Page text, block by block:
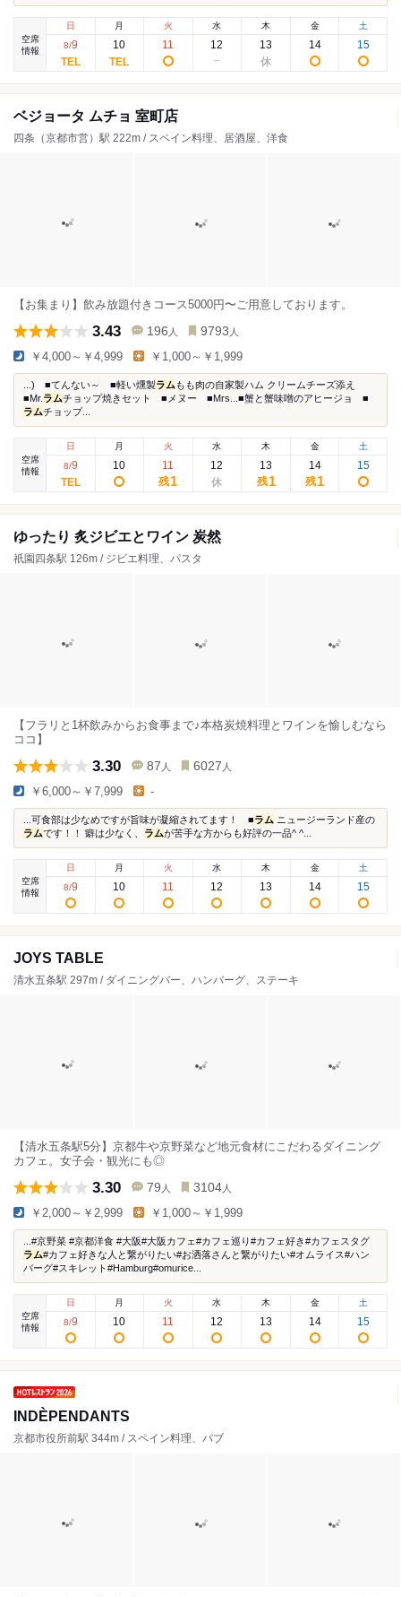
空席
情報
日
8/9
月
10
火
11
水
12
木
13
金
14
土
15
ベジョータ ムチョ 室町店
四条（京都市営）駅 222m / スペイン料理、居酒屋、洋食
【お集まり】飲み放題付きコース5000円〜ご用意しております。
3.43 196 人 9793 人
￥4,000～￥4,999 ￥1,000～￥1,999
...) ■てんない～ ■軽い燻製ラム もも肉の自家製ハム クリームチーズ添え
■Mr. ラムチョップ焼きセット ■メヌー ■Mrs...■蟹と蟹味噌のアヒージョ ■
ラムチョップ...
空席
情報
日
8/9
月
10
火
11
残1
水
12
木
13
残1
金
14
残1
土
15
ゆったり 炙ジビエとワイン 炭然
祇園四条駅 126m / ジビエ料理、パスタ
【フラリと1杯飲みからお食事まで♪本格炭焼料理とワインを愉しむなら
ココ】
3.30 87 人 6027 人
￥6,000～￥7,999 -
...可食部は少なめですが旨味が凝縮されてます！ ■ラム ニュージーランド産の
ラムです！！ 癖は少なく、 ラムが苦手な方からも好評の一品^ ^...
空席
情報
日
8/9
月
10
火
11
水
12
木
13
金
14
土
15
JOYS TABLE
清水五条駅 297m / ダイニングバー、ハンバーグ、ステーキ
【清水五条駅5分】京都牛や京野菜など地元食材にこだわるダイニング
カフェ。女子会・観光にも◎
3.30 79 人 3104 人
￥2,000～￥2,999 ￥1,000～￥1,999
...#京野菜 #京都洋食 #大阪#大阪カフェ#カフェ巡り#カフェ好き#カフェスタグ
ラム#カフェ好きな人と繋がりたい#お洒落さんと繋がりたい#オムライス#ハン
バーグ#スキレット#Hamburg#omurice...
空席
情報
日
8/9
月
10
火
11
水
12
木
13
金
14
土
15
INDÈPENDANTS
京都市役所前駅 344m / スペイン料理、パブ